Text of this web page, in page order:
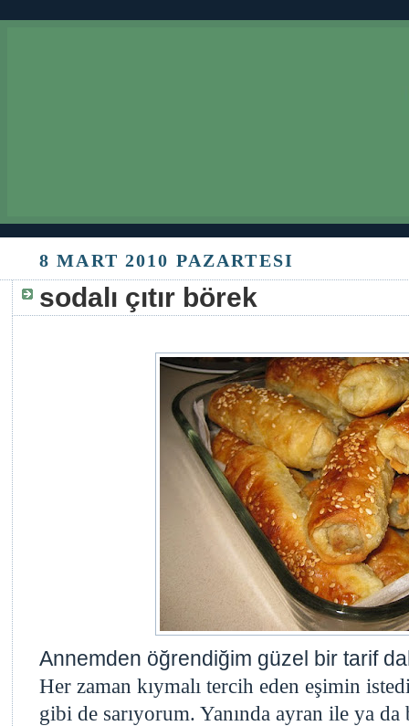
8 MART 2010 PAZARTESI
sodalı çıtır börek
Annemden öğrendiğim güzel bir tarif
Her zaman kıymalı tercih eden eşimin
gibi de sarıyorum. Yanında ayran ile ya